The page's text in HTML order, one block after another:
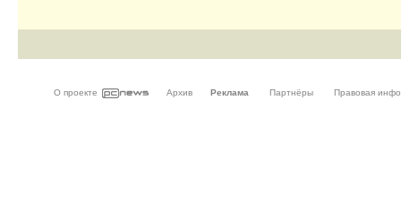
О проекте Архив Реклама Партнёры Правовая